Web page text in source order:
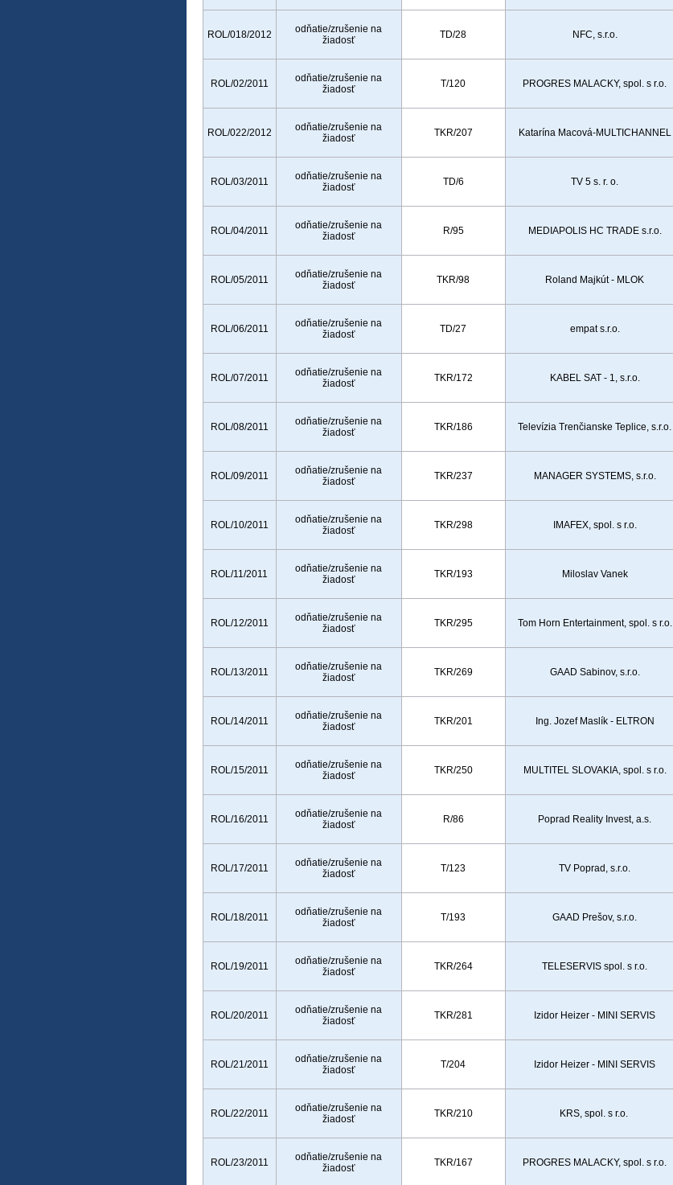
ROL/018/2012
odňatie/zrušenie na
žiadosť
TD/28 NFC, s.r.o.
ROL/02/2011
odňatie/zrušenie na
žiadosť
T/120 PROGRES MALACKY, spol. s r.o.
ROL/022/2012
odňatie/zrušenie na
žiadosť
TKR/207 Katarína Macová-MULTICHANNEL
ROL/03/2011
odňatie/zrušenie na
žiadosť
TD/6 TV 5 s. r. o.
ROL/04/2011
odňatie/zrušenie na
žiadosť
R/95 MEDIAPOLIS HC TRADE s.r.o.
ROL/05/2011
odňatie/zrušenie na
žiadosť
TKR/98 Roland Majkút - MLOK
ROL/06/2011
odňatie/zrušenie na
žiadosť
TD/27 empat s.r.o.
ROL/07/2011
odňatie/zrušenie na
žiadosť
TKR/172 KABEL SAT - 1, s.r.o.
ROL/08/2011
odňatie/zrušenie na
žiadosť
TKR/186 Televízia Trenčianske Teplice, s.r.o.
ROL/09/2011
odňatie/zrušenie na
žiadosť
TKR/237 MANAGER SYSTEMS, s.r.o.
ROL/10/2011
odňatie/zrušenie na
žiadosť
TKR/298 IMAFEX, spol. s r.o.
ROL/11/2011
odňatie/zrušenie na
žiadosť
TKR/193 Miloslav Vanek
ROL/12/2011
odňatie/zrušenie na
žiadosť
TKR/295 Tom Horn Entertainment, spol. s r.o.
ROL/13/2011
odňatie/zrušenie na
žiadosť
TKR/269 GAAD Sabinov, s.r.o.
ROL/14/2011
odňatie/zrušenie na
žiadosť
TKR/201 Ing. Jozef Maslík - ELTRON
ROL/15/2011
odňatie/zrušenie na
žiadosť
TKR/250 MULTITEL SLOVAKIA, spol. s r.o.
ROL/16/2011
odňatie/zrušenie na
žiadosť
R/86 Poprad Reality Invest, a.s.
ROL/17/2011
odňatie/zrušenie na
žiadosť
T/123 TV Poprad, s.r.o.
ROL/18/2011
odňatie/zrušenie na
žiadosť
T/193 GAAD Prešov, s.r.o.
ROL/19/2011
odňatie/zrušenie na
žiadosť
TKR/264 TELESERVIS spol. s r.o.
ROL/20/2011
odňatie/zrušenie na
žiadosť
TKR/281 Izidor Heizer - MINI SERVIS
ROL/21/2011
odňatie/zrušenie na
žiadosť
T/204 Izidor Heizer - MINI SERVIS
ROL/22/2011
odňatie/zrušenie na
žiadosť
TKR/210 KRS, spol. s r.o.
ROL/23/2011
odňatie/zrušenie na
žiadosť
TKR/167 PROGRES MALACKY, spol. s r.o.